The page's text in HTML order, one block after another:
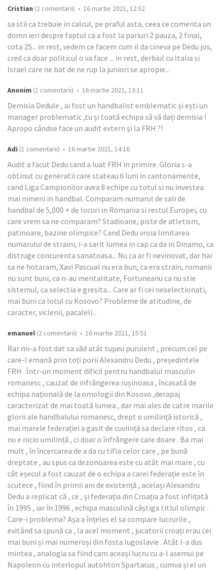
Cristian (2 comentarii) • 16 martie 2021, 12:52
sa stii ca trebuie in calcul, pe praful asta, ceea ce comenta un
domn ieri despre faptul ca a fost la pariuri 2 pauza, 2 final,
cota 25... in rest, vedem ce facem cum il da cineva pe Dedu jos,
cred ca doar politicul o va face ... in rest, derbiul cu Italia si
Israel care ne bat de ne rup la juniori se apropie...
Anonim (1 comentarii) • 16 martie 2021, 13:11
Demisia Dedule , ai fost un handbalist emblematic și ești un
manager problematic ,tu și toată echipa să vă dați demisia !
Apropo cândse face un audit extern și la FRH ?!
Adi (1 comentarii) • 16 martie 2021, 14:16
Audit a facut Dedu cand a luat FRH in primire. Gloria s-a
obtinut cu generatii care stateau 6 luni in cantonamente,
cand Liga Campionilor avea 8 echipe cu totul si nu investea
mai nimeni in handbal. Comparam numarul de sali de
handbal de 5,000 + de locuri in Romania si restul Europei, cu
care vrem sa ne comparam? Stadioane, piste de atletism,
patinoare, bazine olimpice? Cand Dedu vroia limitarea
numarului de straini, i-a sarit lumea in cap ca da in Dinamo, ca
distruge concurenta sanatoasa... Nu ca ar fi nevinovat, dar hai
sa ne hotaram, Xavi Pascual nu era bun, ca era strain, romanii
nu sunt buni, ca n-au mentalitate, Fortuneanu ca nu stie
sistemul, ca selectia e gresita... Care ar fi cei neselectionati,
mai buni ca lotul cu Kosovo? Probleme de atitudine, de
caracter, viclenii, pacaleli...
emanuel (2 comentarii) • 16 martie 2021, 15:51
Rar mi-a fost dat sa văd atât tupeu purulent , precum cel pe
care-l emană prin toți porii Alexandru Dedu , președintele
FRH . Într-un moment dificil pentru handbalul masculin
romanesc , cauzat de infrângerea rușinoasa , încasată de
echipa națională de la omologii din Kosovo ,derapaj
caracterizat de mai toată lumea , dar mai ales de catre marile
glorii ale handbalului romanesc, drept o umilință istorică ,
mai marele federației a gasit de cuviință sa declare ritos , ca
nu e nicio umilință , ci doar o înfrângere care doare . Ba mai
mult , în încercarea de a da cu tifla celor care , pe bună
dreptate , au spus ca dezonoarea este cu atât mai mare , cu
cât eșecul a fost cauzat de o echipa a carei federație este în
scutece , fiind în primii ani de existență , același Alexandru
Dedu a replicat că , ce , și federația din Croația a fost infiițată
în 1995 , iar în 1996 , echipa masculină câștiga titlul olimpic .
Care-i problema? Așa a înțeles el sa compare lucrurile ,
evitând sa spună ca , la acel moment , jucatorii croați erau cei
mai buni și mai numeroși din fosta Iugoslavie . Atât l-a dus
mintea , analogia sa fiind cam aceași lucru cu a-l asemui pe
Napoleon cu interlopul autohton Spartacus , cumva și el un